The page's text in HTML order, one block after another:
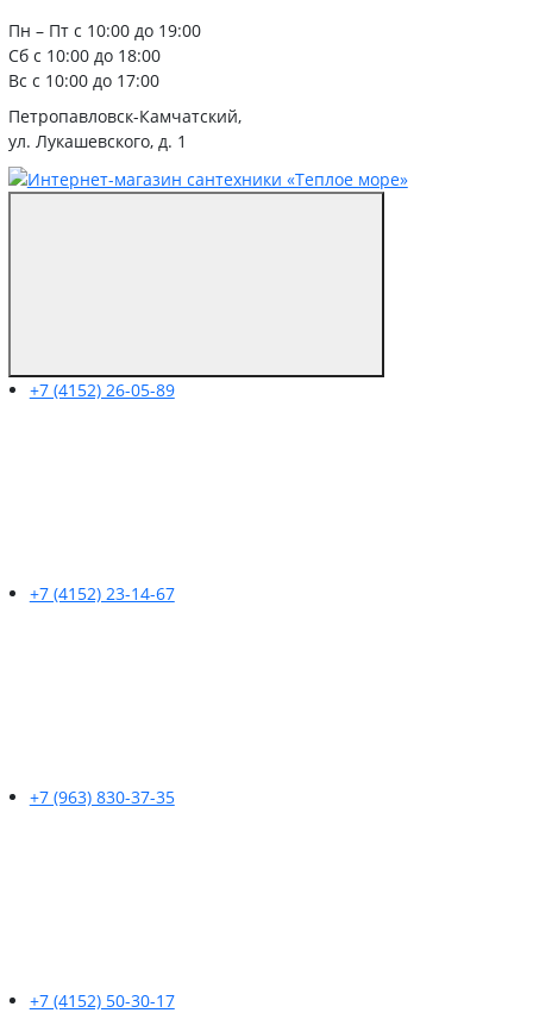
Пн – Пт с 10:00 до 19:00
Сб с 10:00 до 18:00
Вс с 10:00 до 17:00
Петропавловск-Камчатский,
ул. Лукашевского, д. 1
+7 (4152) 26-05-89
+7 (4152) 23-14-67
+7 (963) 830-37-35
+7 (4152) 50-30-17